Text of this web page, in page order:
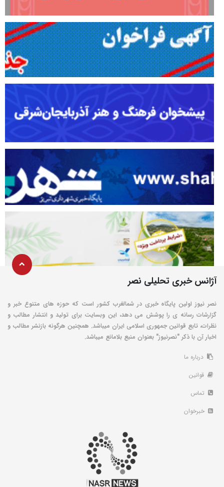
آژانس خبری تحلیلی نصر
نصر نیوز اولین پایگاه خبری در شمالغرب کشور است که حوزه های متنوع خبر و
گزارشات رسانه ی را پوشش می دهد، این وبسایت برای تولید و انتشار مطالب و
نظرات، تابع قوانین جمهوری اسلامی ایران میباشد. همچنین هرگونه بازنشر مطالب و
اخبار آن با ذکر "نصرنیوز" بعنوان منبع بلامانع میباشد.
درباره ما
قوانین
تماس
خبرخوان